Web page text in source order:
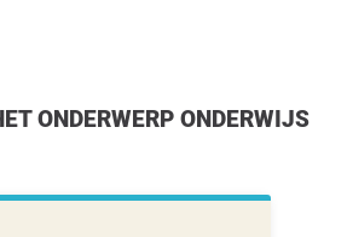
ONDERWERP ONDERWIJS